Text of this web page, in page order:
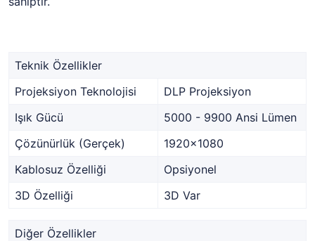
Teknik Özellikler
Projeksiyon Teknolojisi
DLP Projeksiyon
Işık Gücü
5000 - 9900 Ansi Lümen
Çözünürlük (Gerçek)
1920x1080
Kablosuz Özelliği
Opsiyonel
3D Özelliği
3D Var
Diğer Özellikler